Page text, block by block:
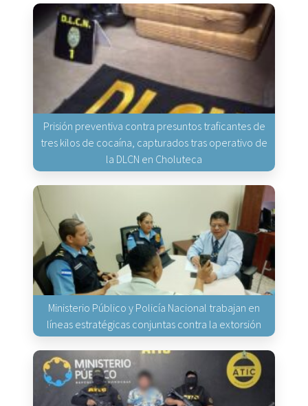
Prisión preventiva contra presuntos traficantes de
tres kilos de cocaína, capturados tras operativo de
la DLCN en Choluteca
Ministerio Público y Policía Nacional trabajan en
líneas estratégicas conjuntas contra la extorsión